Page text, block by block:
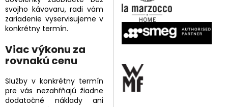
svojho kávovaru, radi vám
zariadenie vyservisujeme v
konkrétny termín.
Viac výkonu za
rovnakú cenu
Služby v konkrétny termín
pre vás nezahŕňajú žiadne
dodatočné náklady ani